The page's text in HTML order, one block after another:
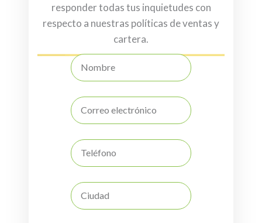
responder todas tus inquietudes con
respecto a nuestras políticas de ventas y
cartera.